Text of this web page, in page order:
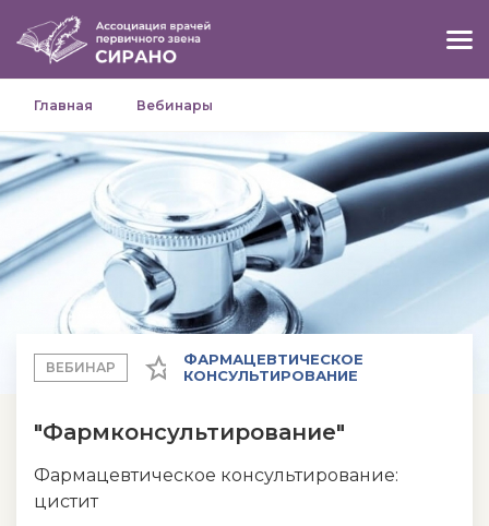
Главная Вебинары
ВЕБИНАР
ФАРМАЦЕВТИЧЕСКОЕ
КОНСУЛЬТИРОВАНИЕ
"Фармконсультирование"
Фармацевтическое консультирование:
цистит